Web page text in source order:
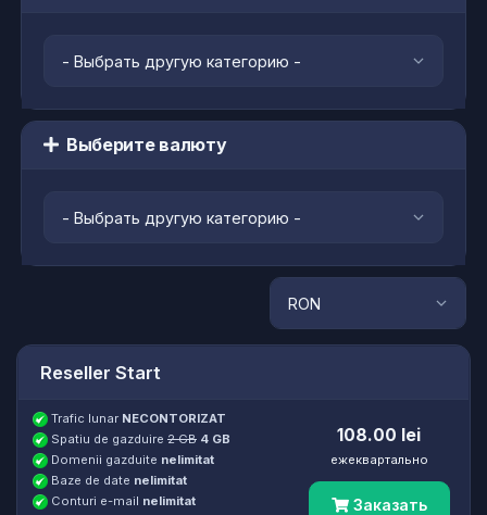
Выберите валюту
Reseller Start
Trafic lunar NECONTORIZAT
Spatiu de gazduire 2 GB 4 GB
Domenii gazduite nelimitat
Baze de date nelimitat
Conturi e-mail nelimitat
108.00 lei
ежеквартально
Заказать